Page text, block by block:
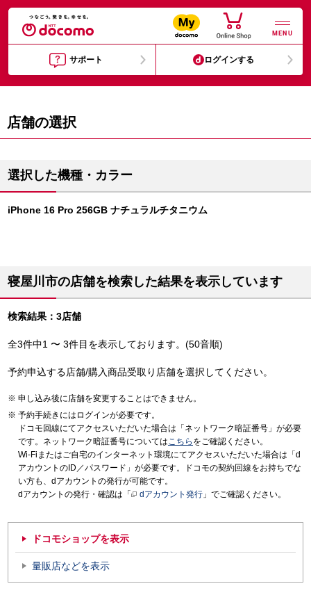
MENU
サポート ログインする
店舗の選択
選択した機種・カラー
iPhone 16 Pro 256GB ナチュラルチタニウム
寝屋川市の店舗を検索した結果を表示しています
検索結果：3店舗
全3件中1 〜 3件目を表示しております。(50音順)
予約申込する店舗/購入商品受取り店舗を選択してください。
申し込み後に店舗を変更することはできません。
予約手続きにはログインが必要です。
ドコモ回線にてアクセスいただいた場合は「ネットワーク暗証番号」が必要
です。ネットワーク暗証番号についてはこちら をご確認ください。
Wi-Fiまたはご自宅のインターネット環境にてアクセスいただいた場合は「d
アカウントのID／パスワード」が必要です。ドコモの契約回線をお持ちでな
い方も、dアカウントの発行が可能です。
dアカウントの発行・確認は「
dアカウント発行 」でご確認ください。
ドコモショップを表示
量販店などを表示